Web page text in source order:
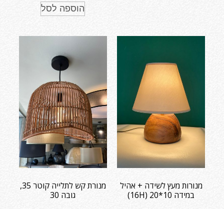
הוספה לסל
מנורות מעץ לשידה + אהיל
במידה 10*20 (16H)
מנורת קש לתלייה קוטר 35,
גובה 30